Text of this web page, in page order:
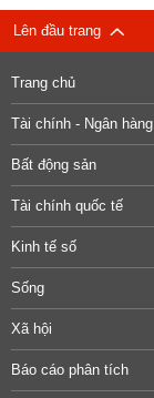
Lên đầu trang
Trang chủ
Tài chính - Ngân hàng
Bất động sản
Tài chính quốc tế
Kinh tế số
Sống
Xã hội
Báo cáo phân tích